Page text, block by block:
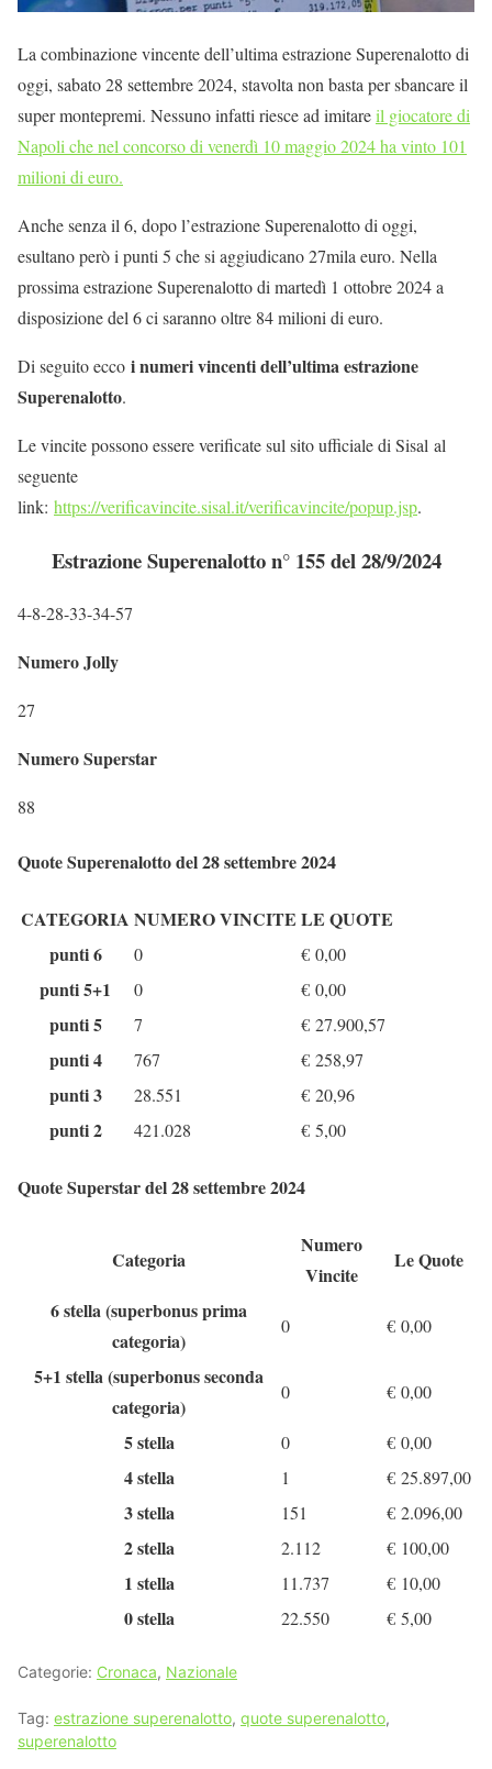
La combinazione vincente dell’ultima estrazione Superenalotto di
oggi, sabato 28 settembre 2024, stavolta non basta per sbancare il
super montepremi. Nessuno infatti riesce ad imitareil giocatore di
Napoli che nel concorso di venerdì 10 maggio 2024 ha vinto 101
milioni di euro.
Anche senza il 6, dopo l’estrazione Superenalotto di oggi,
esultano però i punti 5 che si aggiudicano 27mila euro. Nella
prossima estrazione Superenalotto di martedì 1 ottobre 2024 a
disposizione del 6 ci saranno oltre 84 milioni di euro.
Di seguito ecco i numeri vincenti dell’ultima estrazione
Superenalotto.
Le vincite possono essere verificate sul sito ufficiale di Sisal al
seguente
link: https://verificavincite.sisal.it/verificavincite/popup.jsp.
Estrazione Superenalotto n° 155 del 28/9/2024
4-8-28-33-34-57
Numero Jolly
27
Numero Superstar
88
Quote Superenalotto del 28 settembre 2024
CATEGORIA NUMERO VINCITE LE QUOTE
punti 6
0 € 0,00
punti 5+1 0 € 0,00
punti 5 7 € 27.900,57
punti 4 767 € 258,97
punti 3 28.551 € 20,96
punti 2 421.028 € 5,00
Quote Superstar del 28 settembre 2024
Categoria
Numero
Vincite
Le Quote
6 stella (superbonus prima
categoria)
0 € 0,00
5+1 stella (superbonus seconda
categoria)
0 € 0,00
5 stella 0 € 0,00
4 stella 1 € 25.897,00
3 stella 151 € 2.096,00
2 stella 2.112 € 100,00
1 stella 11.737 € 10,00
0 stella 22.550 € 5,00
Categorie: Cronaca, Nazionale
Tag: estrazione superenalotto, quote superenalotto,
superenalotto